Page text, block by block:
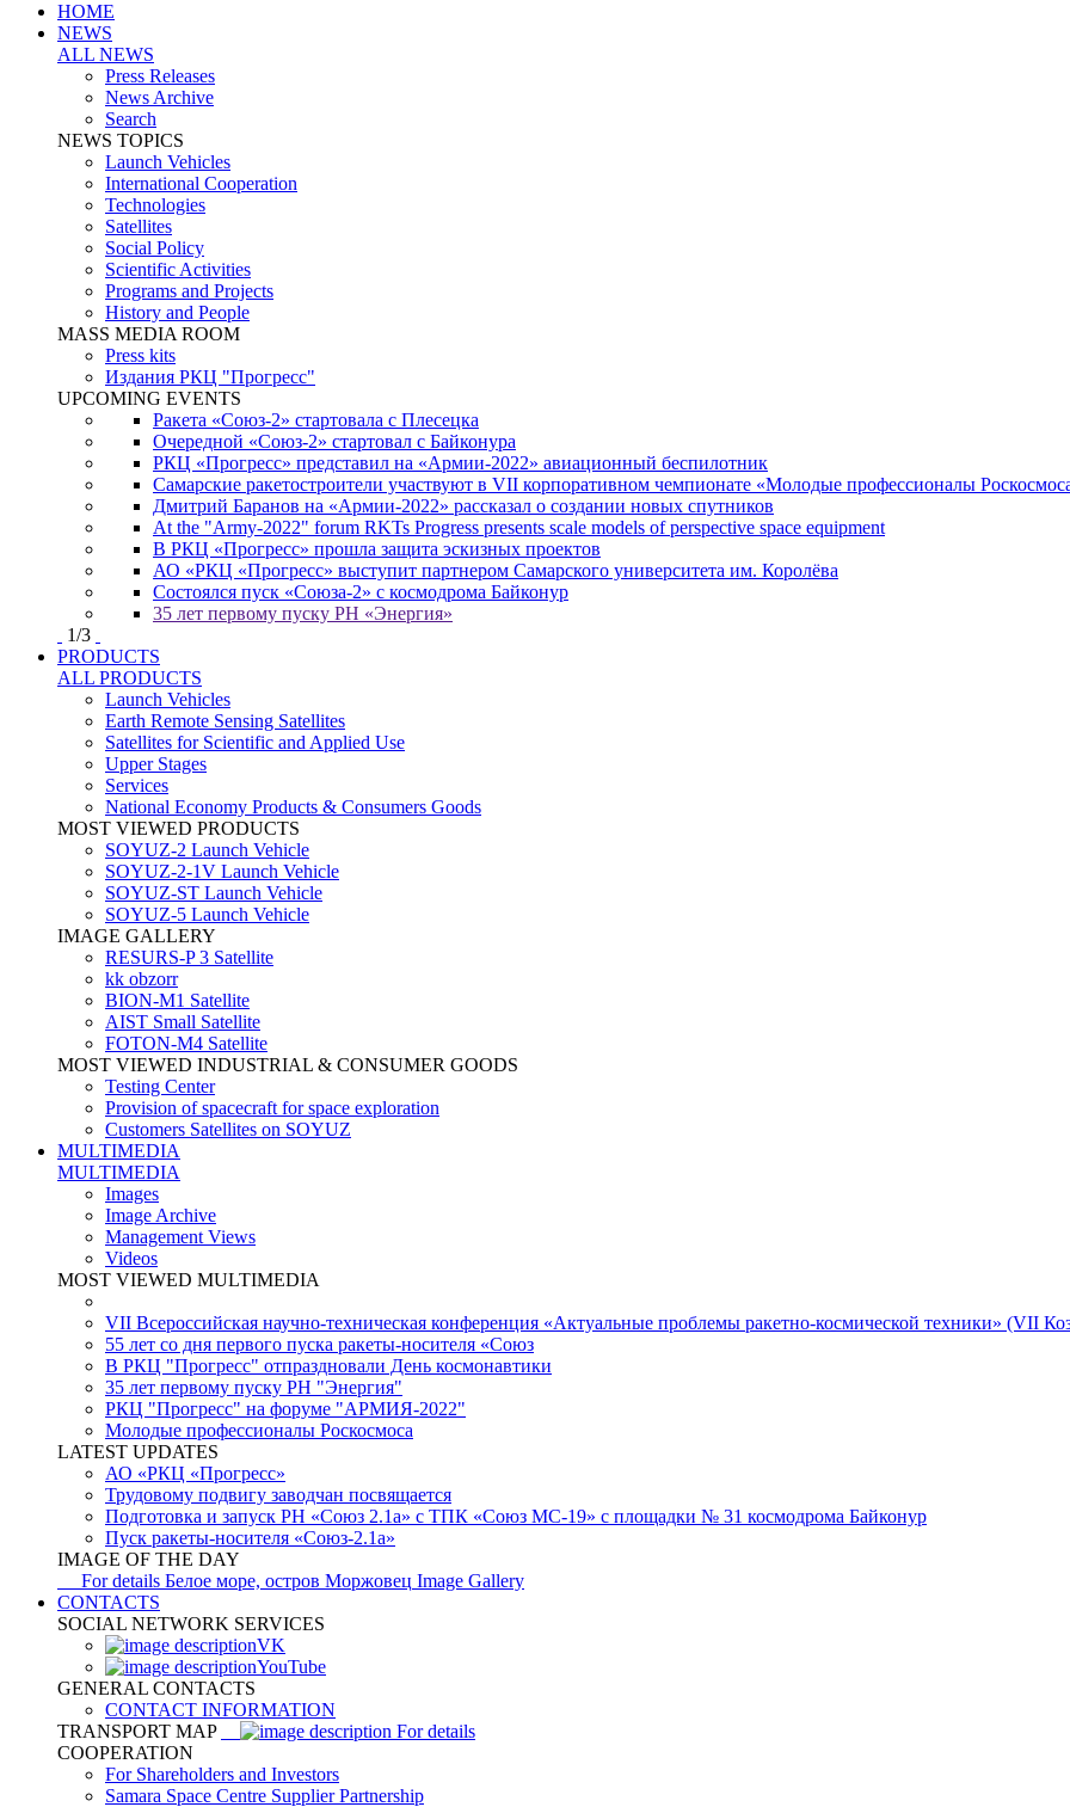
HOME
NEWS
ALL NEWS
Press Releases
News Archive
Search
NEWS TOPICS
Launch Vehicles
International Cooperation
Technologies
Satellites
Social Policy
Scientific Activities
Programs and Projects
History and People
MASS MEDIA ROOM
Press kits
Издания РКЦ "Прогресс"
UPCOMING EVENTS
Ракета «Союз-2» стартовала с Плесецка
Очередной «Союз-2» стартовал с Байконура
РКЦ «Прогресс» представил на «Армии-2022» авиационный беспилотник
Самарские ракетостроители участвуют в VII корпоративном чемпионате «Молодые профессионалы
Дмитрий Баранов на «Армии-2022» рассказал о создании новых спутников
At the "Army-2022" forum RKTs Progress presents scale models of perspective space equipment
В РКЦ «Прогресс» прошла защита эскизных проектов
АО «РКЦ «Прогресс» выступит партнером Самарского университета им. Королёва
Состоялся пуск «Союза-2» с космодрома Байконур
35 лет первому пуску РН «Энергия»
1/3
PRODUCTS
ALL PRODUCTS
Launch Vehicles
Earth Remote Sensing Satellites
Satellites for Scientific and Applied Use
Upper Stages
Services
National Economy Products & Consumers Goods
MOST VIEWED PRODUCTS
SOYUZ-2 Launch Vehicle
SOYUZ-2-1V Launch Vehicle
SOYUZ-ST Launch Vehicle
SOYUZ-5 Launch Vehicle
IMAGE GALLERY
RESURS-P 3 Satellite
kk obzorr
BION-M1 Satellite
AIST Small Satellite
FOTON-M4 Satellite
MOST VIEWED INDUSTRIAL & CONSUMER GOODS
Testing Center
Provision of spacecraft for space exploration
Customers Satellites on SOYUZ
MULTIMEDIA
MULTIMEDIA
Images
Image Archive
Management Views
Videos
MOST VIEWED MULTIMEDIA
VII Всероссийская научно-техническая конференция «Актуальные проблемы ракетно-космической техники» (VII
55 лет со дня первого пуска ракеты-носителя «Союз
В РКЦ "Прогресс" отпраздновали День космонавтики
35 лет первому пуску РН "Энергия"
РКЦ "Прогресс" на форуме "АРМИЯ-2022"
Молодые профессионалы Роскосмоса
LATEST UPDATES
АО «РКЦ «Прогресс»
Трудовому подвигу заводчан посвящается
Подготовка и запуск РН «Союз 2.1а» с ТПК «Союз МС-19» с площадки № 31 космодрома Байконур
Пуск ракеты-носителя «Союз-2.1а»
IMAGE OF THE DAY
For details Белое море, остров Моржовец Image Gallery
CONTACTS
SOCIAL NETWORK SERVICES
VK
YouTube
GENERAL CONTACTS
CONTACT INFORMATION
TRANSPORT MAP
For details
COOPERATION
For Shareholders and Investors
Samara Space Centre Supplier Partnership